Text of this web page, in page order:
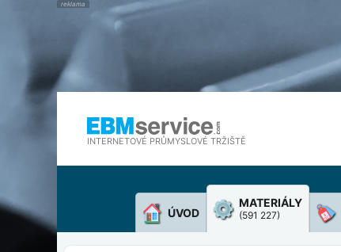
INTERNETOVÉ PRŮMYSLOVÉ TRŽIŠTĚ
ÚVOD
MATERIÁLY
(591 227)